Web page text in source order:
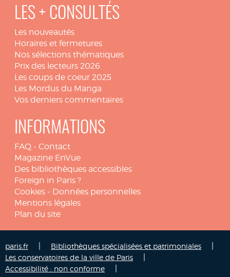
LES + CONSULTÉS
Les nouveautés
Horaires et fermetures
Nos sélections thématiques
Prix des lecteurs 2026
Les coups de coeur 2025
Les Mordus du Manga
Vos derniers commentaires
INFORMATIONS
FAQ - Contact
Magazine EnVue
Des bibliothèques accessibles
Foreign in Paris ?
Cookies - Données personnelles
Mentions légales
Plan du site
paris.fr Bibliothèques spécialisées et patrimoniales
Les conservatoires de la ville de Paris
Accessibilité : non conforme